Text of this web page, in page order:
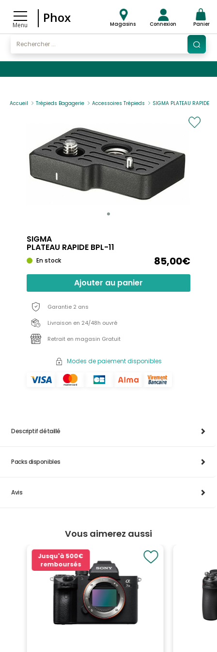
Menu
Phox Magasins Connexion Panier
Accueil Trépieds Bagagerie Accessoires Trépieds SIGMA PLATEAU RAPIDE
SIGMA
PLATEAU RAPIDE BPL-11
En stock 85,00€
Ajouter au panier
Garantie 2 ans
Livraison en 24/48h ouvré
Retrait en magasin Gratuit
Modes de paiement disponibles
Descriptif détaillé
Packs disponibles
Avis
Vous aimerez aussi
Jusqu'à 500€
remboursés